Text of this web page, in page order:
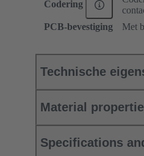
Codering
PCB-bevestiging
Met
Technische
Material
Specifications